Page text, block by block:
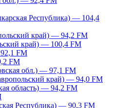
Республика) — 104,4
край) — 94,2 FM
край) — 100,4 FM
FM
FM
обл.) — 97,1 FM
край) — 94,0 FM
область) — 94,2 FM
Республика) — 90,3 FM